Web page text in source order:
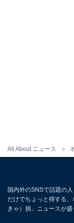
All About ニュース
国内外のSNSで話題の
だけでちょっと得する
きゃ）損」ニュースが盛